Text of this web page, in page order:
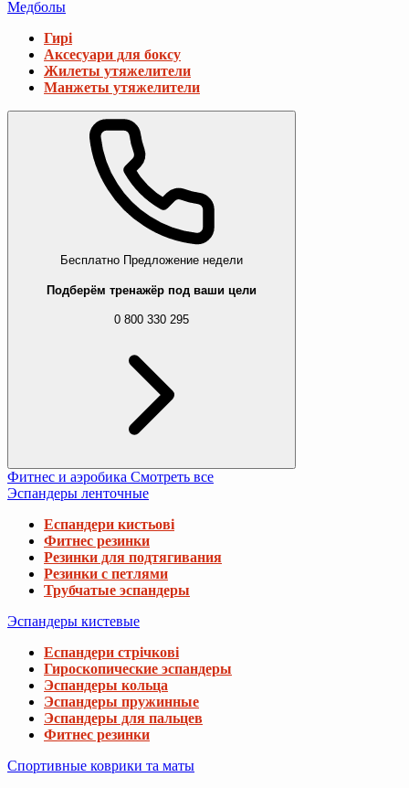
Медболы
Гирі
Аксесуари для боксу
Жилеты утяжелители
Манжеты утяжелители
Бесплатно Предложение недели
Подберём тренажёр под ваши цели
0 800 330 295
Фитнес и аэробика Смотреть все
Эспандеры ленточные
Еспандери кистьові
Фитнес резинки
Резинки для подтягивания
Резинки с петлями
Трубчатые эспандеры
Эспандеры кистевые
Еспандери стрічкові
Гироскопические эспандеры
Эспандеры кольца
Эспандеры пружинные
Эспандеры для пальцев
Фитнес резинки
Спортивные коврики та маты